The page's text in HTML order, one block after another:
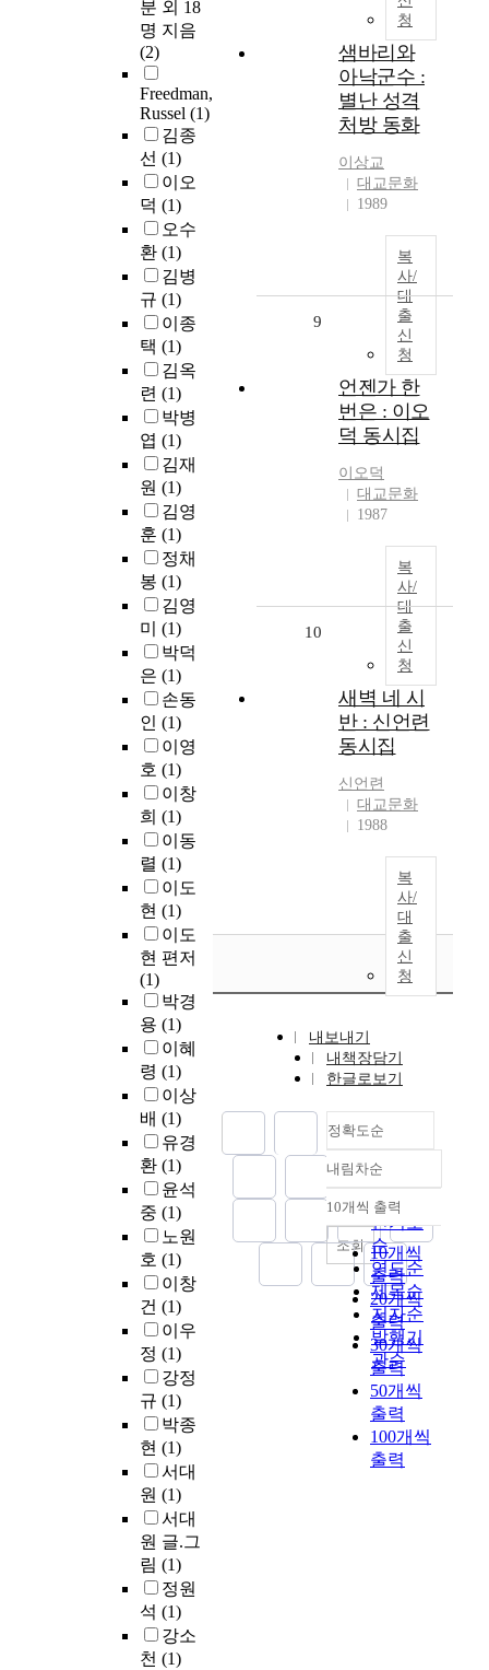
분 외 18
명 지음
(2)
Freedman,
Russel (1)
김종
선 (1)
이오
덕 (1)
오수
환 (1)
김병
규 (1)
이종
택 (1)
김옥
련 (1)
박병
엽 (1)
김재
원 (1)
김영
훈 (1)
정채
봉 (1)
김영
미 (1)
박덕
은 (1)
손동
인 (1)
이영
호 (1)
이창
희 (1)
이동
렬 (1)
이도
현 (1)
이도
현 편저
(1)
박경
용 (1)
이혜
령 (1)
이상
배 (1)
유경
환 (1)
윤석
중 (1)
노원
호 (1)
이창
건 (1)
이우
정 (1)
강정
규 (1)
박종
현 (1)
서대
원 (1)
서대
원 글.그
림 (1)
정원
석 (1)
강소
천 (1)
청
샘바리와
아낙군수 :
별난 성격
처방 동화
이상교
대교문화
1989
복
사/
대
출
신
청
9
언젠가 한
번은 : 이오
덕 동시집
이오덕
대교문화
1987
복
사/
대
출
신
청
10
새벽 네 시
반 : 신언련
동시집
신언련
대교문화
1988
복
사/
대
출
신
청
내보내기
내책장담기
한글로보기
정확도순
정확도
순
인기도
순
연도순
제목순
저자순
발행기
관순
내림차순
내림차순
10개씩 출력
10개씩
출력
20개씩
출력
30개씩
출력
50개씩
출력
100개씩
출력
조회